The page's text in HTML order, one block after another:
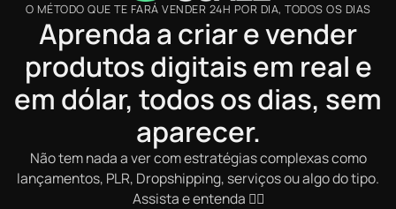
O MÉTODO QUE TE FARÁ VENDER 24H POR DIA, TODOS OS DIAS
Aprenda a criar e vender
produtos digitais em real e
em dólar, todos os dias, sem
aparecer.
Não tem nada a ver com estratégias complexas como
lançamentos, PLR, Dropshipping, serviços ou algo do tipo.
Assista e entenda 👇🏼